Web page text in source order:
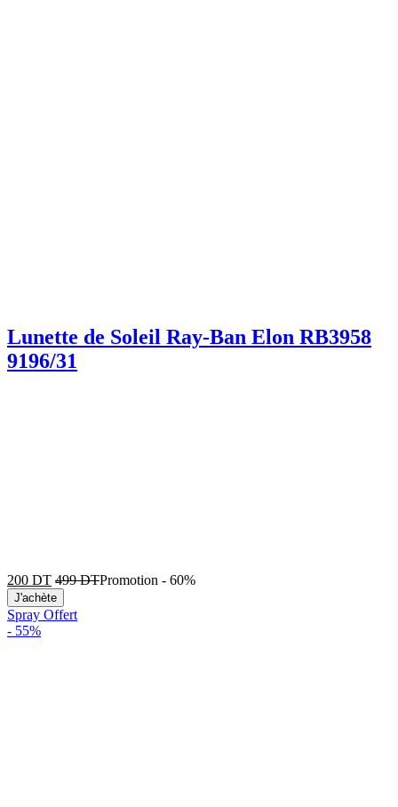
Lunette de Soleil Ray-Ban Elon RB3958
9196/31
200 DT 499DTPromotion - 60%
J'achète
Spray Offert
- 55%